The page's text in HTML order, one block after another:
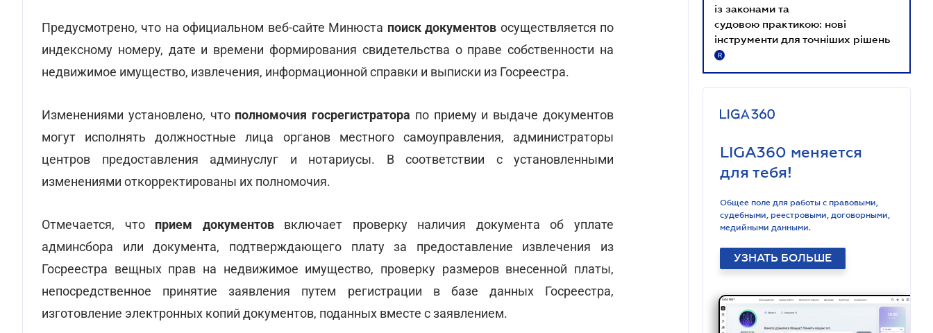
Предусмотрено, что на официальном веб-сайте Минюста поиск документов осуществляется по
индексному номеру, дате и времени формирования свидетельства о праве собственности на
недвижимое имущество, извлечения, информационной справки и выписки из Госреестра.
Изменениями установлено, что полномочия госрегистратора по приему и выдаче документов
могут исполнять должностные лица органов местного самоуправления, администраторы
центров предоставления админуслуг и нотариусы. В соответствии с установленными
изменениями откорректированы их полномочия.
Отмечается, что прием документоввключает проверку наличия документа об уплате
админсбора или документа, подтверждающего плату за предоставление извлечения из
Госреестра вещных прав на недвижимое имущество, проверку размеров внесенной платы,
непосредственное принятие заявления путем регистрации в базе данных Госреестра,
изготовление электронных копий документов, поданных вместе с заявлением.
із законами та
судовою практикою: нові
інструменти для точніших рішень
R
LIGA360 меняется
для тебя!
Общее поле для работы с правовыми,
судебными, реестровыми, договорными,
медийными данными.
УЗНАТЬ БОЛЬШЕ